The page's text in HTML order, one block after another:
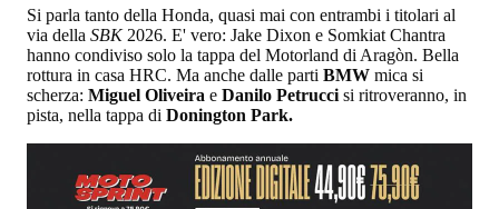
Si parla tanto della Honda, quasi mai con entrambi i titolari al
via della SBK 2026. E' vero: Jake Dixon e Somkiat Chantra
hanno condiviso solo la tappa del Motorland di Aragòn. Bella
rottura in casa HRC. Ma anche dalle parti BMW mica si
scherza: Miguel Oliveira e Danilo Petrucci si ritroveranno, in
pista, nella tappa di Donington Park.